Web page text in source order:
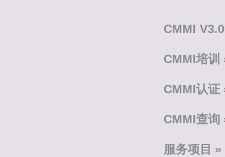
CMMI V3.0
CMMI培训
CMMI认证
CMMI查询
服务项目